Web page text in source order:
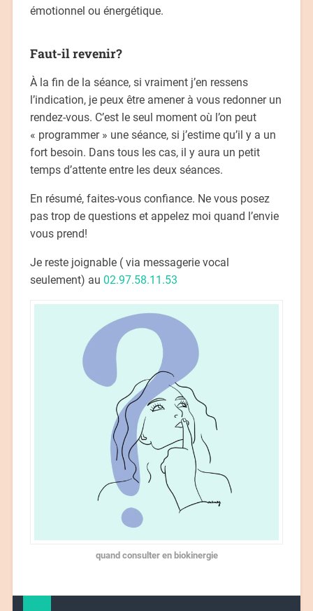
émotionnel ou énergétique.
Faut-il revenir?
À la fin de la séance, si vraiment j’en ressens
l’indication, je peux être amener à vous redonner un
rendez-vous. C’est le seul moment où l’on peut
« programmer » une séance, si j’estime qu’il y a un
fort besoin. Dans tous les cas, il y aura un petit
temps d’attente entre les deux séances.
En résumé, faites-vous confiance. Ne vous posez
pas trop de questions et appelez moi quand l’envie
vous prend!
Je reste joignable ( via messagerie vocal
seulement) au 02.97.58.11.53
quand consulter en biokinergie